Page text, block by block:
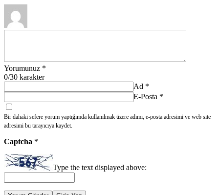
Yorumunuz *
0/30 karakter
Ad *
E-Posta *
Bir dahaki sefere yorum yaptığımda kullanılmak üzere adımı, e-posta adresimi ve web site
adresimi bu tarayıcıya kaydet.
Captcha *
Type the text displayed above: